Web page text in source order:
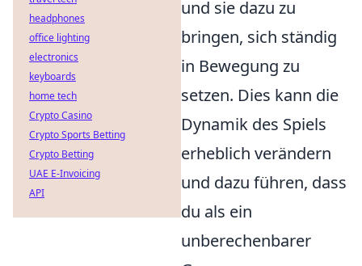
und sie dazu zu
bringen, sich ständig
in Bewegung zu
setzen. Dies kann die
Dynamik des Spiels
erheblich verändern
und dazu führen, dass
du als ein
unberechenbarer
headphones
office lighting
electronics
keyboards
home tech
Crypto Casino
Crypto Sports Betting
Crypto Betting
UAE E-Invoicing
API